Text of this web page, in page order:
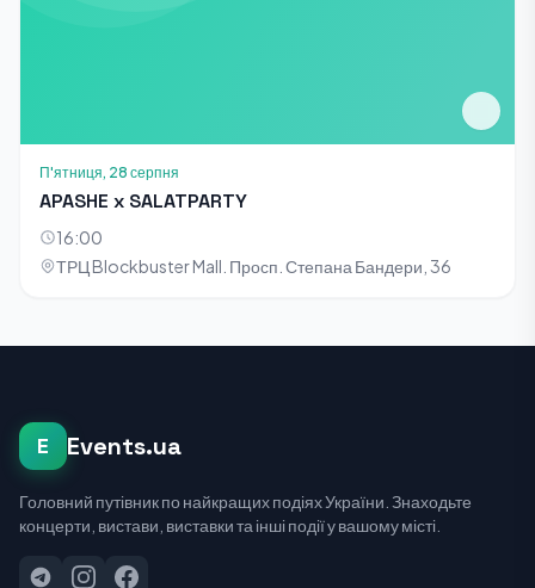
П'ятниця, 28 серпня
APASHE x SALATPARTY
16:00
ТРЦ Blockbuster Mall. Просп. Степана Бандери, 36
E Events.ua
Головний путівник по найкращих подіях України. Знаходьте
концерти, вистави, виставки та інші події у вашому місті.